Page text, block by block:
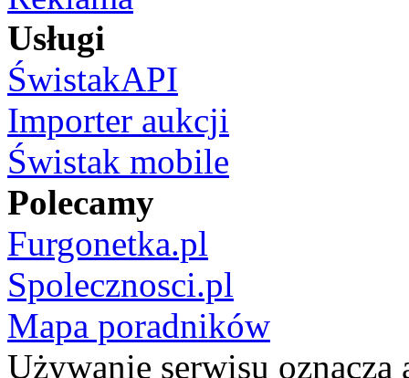
Usługi
ŚwistakAPI
Importer aukcji
Świstak mobile
Polecamy
Furgonetka.pl
Spolecznosci.pl
Mapa poradników
Używanie serwisu oznacza